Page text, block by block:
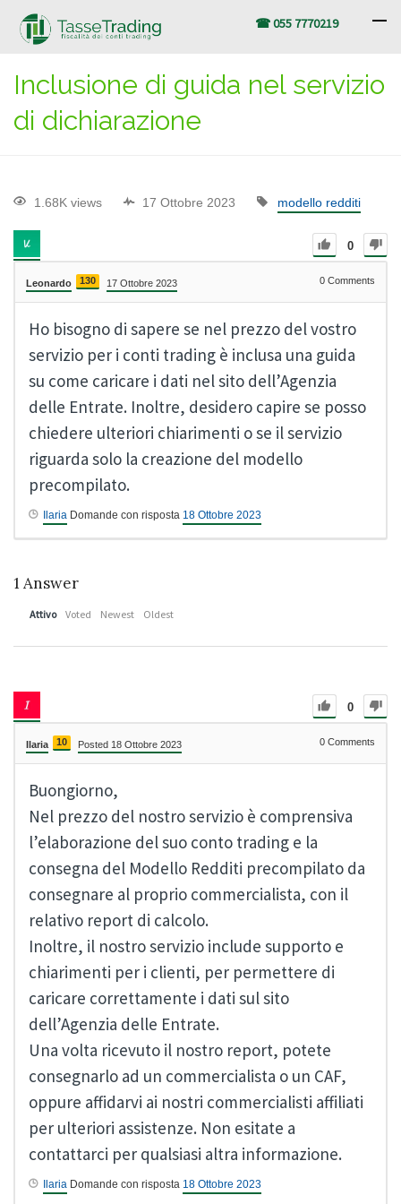
☎ 055 7770219
Inclusione di guida nel servizio
di dichiarazione
1.68K views 17 Ottobre 2023 modello redditi
0
Leonardo 130 17 Ottobre 2023 0 Comments
Ho bisogno di sapere se nel prezzo del vostro
servizio per i conti trading è inclusa una guida
su come caricare i dati nel sito dell’Agenzia
delle Entrate. Inoltre, desidero capire se posso
chiedere ulteriori chiarimenti o se il servizio
riguarda solo la creazione del modello
precompilato.
Ilaria Domande con risposta 18 Ottobre 2023
1 Answer
Attivo Voted Newest Oldest
0
Ilaria 10 Posted 18 Ottobre 2023 0 Comments
Buongiorno,
Nel prezzo del nostro servizio è comprensiva
l’elaborazione del suo conto trading e la
consegna del Modello Redditi precompilato da
consegnare al proprio commercialista, con il
relativo report di calcolo.
Inoltre, il nostro servizio include supporto e
chiarimenti per i clienti, per permettere di
caricare correttamente i dati sul sito
dell’Agenzia delle Entrate.
Una volta ricevuto il nostro report, potete
consegnarlo ad un commercialista o un CAF,
oppure affidarvi ai nostri commercialisti affiliati
per ulteriori assistenze. Non esitate a
contattarci per qualsiasi altra informazione.
Ilaria Domande con risposta 18 Ottobre 2023